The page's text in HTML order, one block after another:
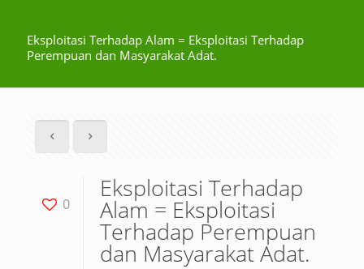
Eksploitasi Terhadap Alam = Eksploitasi Terhadap
Perempuan dan Masyarakat Adat.
0
Eksploitasi Terhadap
Alam = Eksploitasi
Terhadap Perempuan
dan Masyarakat Adat.